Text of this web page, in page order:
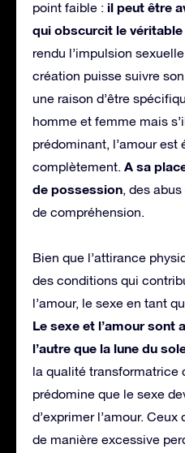
point faible : il peut être
qui obscurcit le véritable
rendu l’impulsion
création puisse suivre
une raison d’être
homme et femme mais
prédominant, l’amour
complètement. A sa
de possession, des
de compréhension.
Bien que l’attirance
des conditions qui
l’amour, le sexe en tant
Le sexe et l’amour sont
l’autre que la lune du
la qualité transformatrice
prédomine que le sexe
d’exprimer l’amour.
de manière excessive